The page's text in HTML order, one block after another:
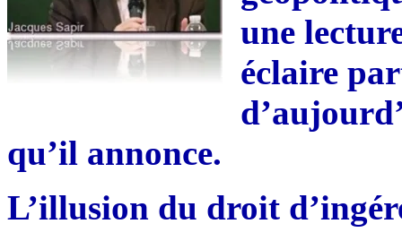
une
éclaire
qu’il annonce.
L’illusion du droit